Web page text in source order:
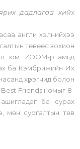
дадлагаа хийх
англи хэлнийхээ
төвөөс зохион
юм. ZOOM-р амьд
ба Кэмбрижийн Их
хүрэгчид болон
Best Friends номыг 8-
ба сурах
мөн сургалтын төв